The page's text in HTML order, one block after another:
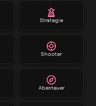
Strategie
Shooter
Abenteuer